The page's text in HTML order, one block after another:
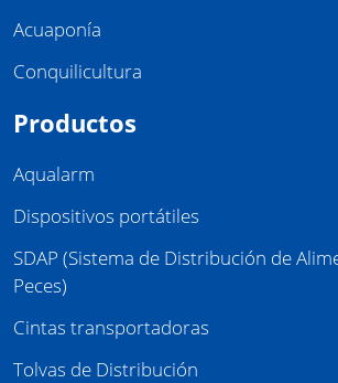
Acuaponía
Conquilicultura
Productos
Aqualarm
Dispositivos portátiles
SDAP (Sistema de Distribución de
Peces)
Cintas transportadoras
Tolvas de Distribución